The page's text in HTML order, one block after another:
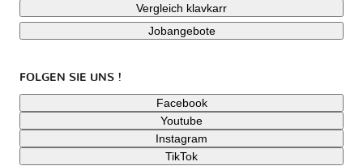
Vergleich klavkarr
Jobangebote
FOLGEN SIE UNS !
Facebook
Youtube
Instagram
TikTok